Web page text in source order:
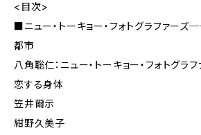
<目次>
■ニュー・トーキョー・フォトグラファー
都市
八角聡仁：ニュー・トーキョー・フォトグラ
恋する身体
笠井爾示
紺野久美子